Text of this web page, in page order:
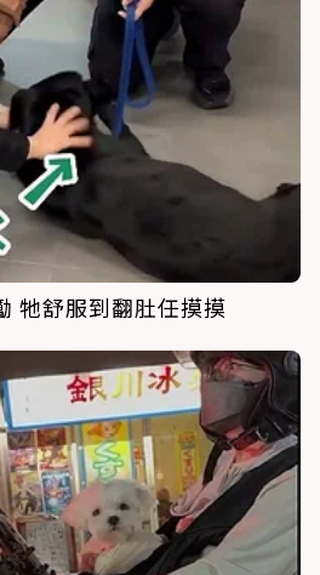
牠舒服到翻肚任摸摸